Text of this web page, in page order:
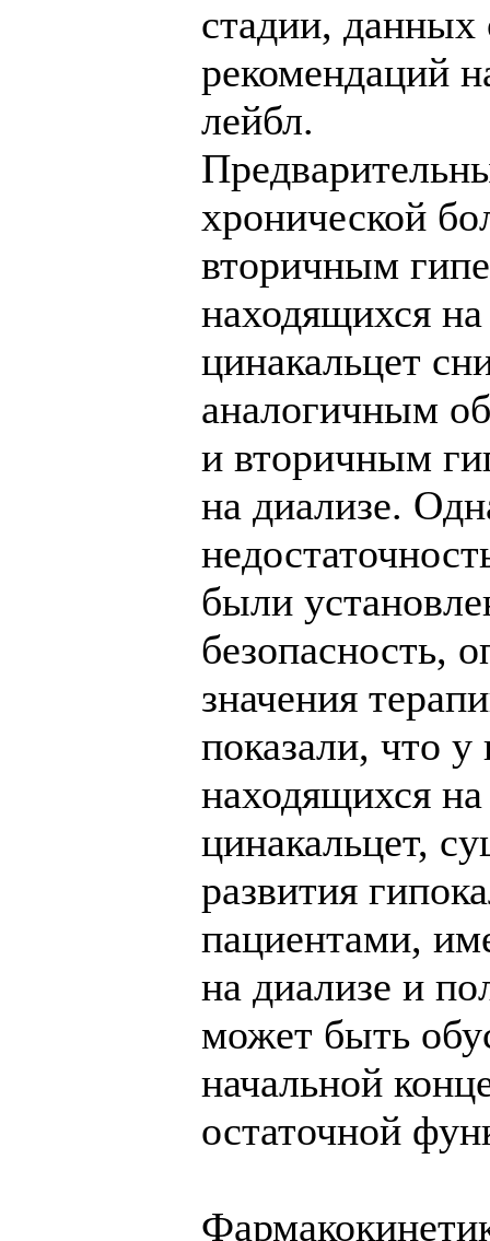
стадии,
рекомендаций
лейбл.
хронической
вторичным
находящихся
цинакальцет
аналогичным
и вторичным
на диализе.
были
безопасность,
значения
показали, что
находящихся
цинакальцет,
развития
пациентами,
на диализе и
может быть
начальной
остаточной